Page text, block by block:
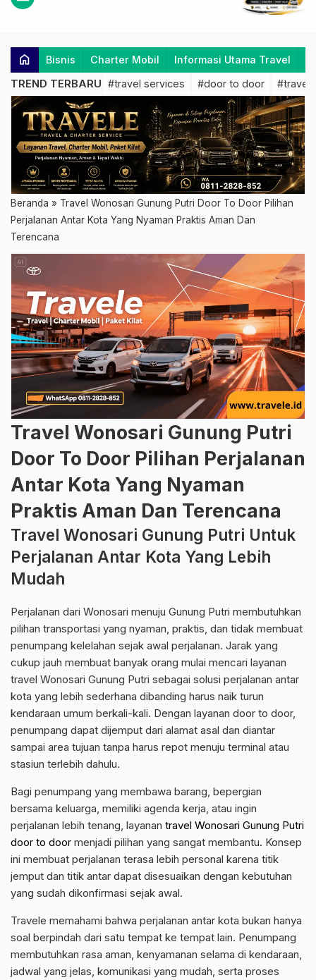
home Bisnis Charter Mobil Informasi Utama Travel
TREND TERBARU #travel services #door to door #travel
Beranda » Travel Wonosari Gunung Putri Door To Door Pilihan
Perjalanan Antar Kota Yang Nyaman Praktis Aman Dan
Terencana
Travel Wonosari Gunung Putri
Door To Door Pilihan Perjalanan
Antar Kota Yang Nyaman
Praktis Aman Dan Terencana
Travel Wonosari Gunung Putri Untuk
Perjalanan Antar Kota Yang Lebih
Mudah
Perjalanan dari Wonosari menuju Gunung Putri membutuhkan
pilihan transportasi yang nyaman, praktis, dan tidak membuat
penumpang kelelahan sejak awal perjalanan. Jarak yang
cukup jauh membuat banyak orang mulai mencari layanan
travel Wonosari Gunung Putri sebagai solusi perjalanan antar
kota yang lebih sederhana dibanding harus naik turun
kendaraan umum berkali-kali. Dengan layanan door to door,
penumpang dapat dijemput dari alamat asal dan diantar
sampai area tujuan tanpa harus repot menuju terminal atau
stasiun terlebih dahulu.
Bagi penumpang yang membawa barang, bepergian
bersama keluarga, memiliki agenda kerja, atau ingin
perjalanan lebih tenang, layanan travel Wonosari Gunung Putri
door to door menjadi pilihan yang sangat membantu. Konsep
ini membuat perjalanan terasa lebih personal karena titik
jemput dan titik antar dapat disesuaikan dengan kebutuhan
yang sudah dikonfirmasi sejak awal.
Travele memahami bahwa perjalanan antar kota bukan hanya
soal berpindah dari satu tempat ke tempat lain. Penumpang
membutuhkan rasa aman, kenyamanan selama di kendaraan,
jadwal yang jelas, komunikasi yang mudah, serta proses